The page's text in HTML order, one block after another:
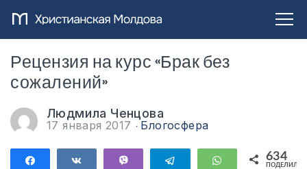
Рецензия на курс «Брак без
сожалений»
Людмила Ченцова
17 января 2017 Блогосфера
ПоделитьсяПоделиться Telegram WhatsApp
634